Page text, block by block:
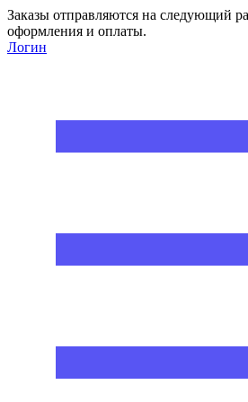
Заказы отправляются на следующий
оформления и оплаты.
Логин